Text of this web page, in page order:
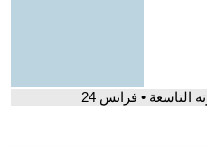
• فرانس 24